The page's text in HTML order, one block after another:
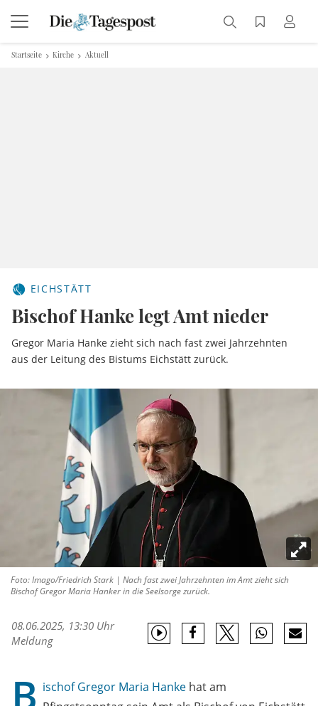
Startseite Kirche Aktuell
EICHSTÄTT
Bischof Hanke legt Amt nieder
Gregor Maria Hanke zieht sich nach fast zwei Jahrzehnten
aus der Leitung des Bistums Eichstätt zurück.
Foto: Imago/Friedrich Stark | Nach fast zwei Jahrzehnten im Amt zieht sich
Bischof Gregor Maria Hanker in die Seelsorge zurück.
08.06.2025, 13:30 Uhr
Meldung
B ischof Gregor Maria Hanke hat am